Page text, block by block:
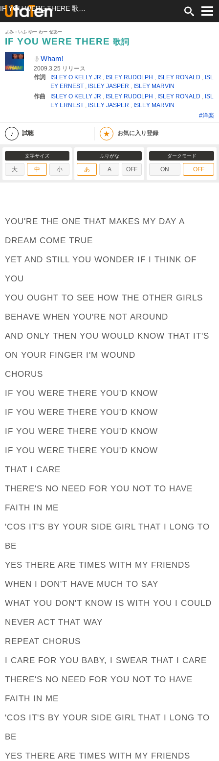
よみ：いふ ゆー わー ぜあー
IF YOU WERE THERE 歌詞
Wham!
2009.3.25 リリース
作詞
ISLEY O KELLY JR , ISLEY RUDOLPH , ISLEY RONALD , ISL
EY ERNEST , ISLEY JASPER , ISLEY MARVIN
作曲
ISLEY O KELLY JR , ISLEY RUDOLPH , ISLEY RONALD , ISL
EY ERNEST , ISLEY JASPER , ISLEY MARVIN
#洋楽
試聴 ★ お気に入り登録
文字サイズ
大 中 小
ふりがな
あ A OFF
ダークモード
ON OFF
YOU'RE THE ONE THAT MAKES MY DAY A
DREAM COME TRUE
YET AND STILL YOU WONDER IF I THINK OF
YOU
YOU OUGHT TO SEE HOW THE OTHER GIRLS
BEHAVE WHEN YOU'RE NOT AROUND
AND ONLY THEN YOU WOULD KNOW THAT IT'S
ON YOUR FINGER I'M WOUND
CHORUS
IF YOU WERE THERE YOU'D KNOW
IF YOU WERE THERE YOU'D KNOW
IF YOU WERE THERE YOU'D KNOW
IF YOU WERE THERE YOU'D KNOW
THAT I CARE
THERE'S NO NEED FOR YOU NOT TO HAVE
FAITH IN ME
'COS IT'S BY YOUR SIDE GIRL THAT I LONG TO
BE
YES THERE ARE TIMES WITH MY FRIENDS
WHEN I DON'T HAVE MUCH TO SAY
WHAT YOU DON'T KNOW IS WITH YOU I COULD
NEVER ACT THAT WAY
REPEAT CHORUS
I CARE FOR YOU BABY, I SWEAR THAT I CARE
THERE'S NO NEED FOR YOU NOT TO HAVE
FAITH IN ME
'COS IT'S BY YOUR SIDE GIRL THAT I LONG TO
BE
YES THERE ARE TIMES WITH MY FRIENDS